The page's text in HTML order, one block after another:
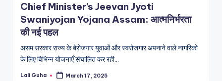
Chief Minister’s Jeevan Jyoti
Swaniyojan Yojana Assam: आत्मनिर्भरता
की नई पहल
असम सरकार राज्य के बेरोजगार युवाओं और स्वरोजगार अपनाने वाले नागरिकों
के लिए विभिन्न योजनाएँ संचालित कर रही…
Posted
Lali Guha March 17, 2025